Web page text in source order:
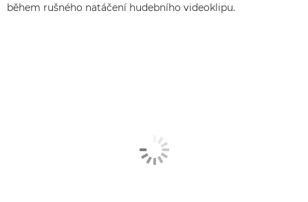
během rušného natáčení hudebního videoklipu.